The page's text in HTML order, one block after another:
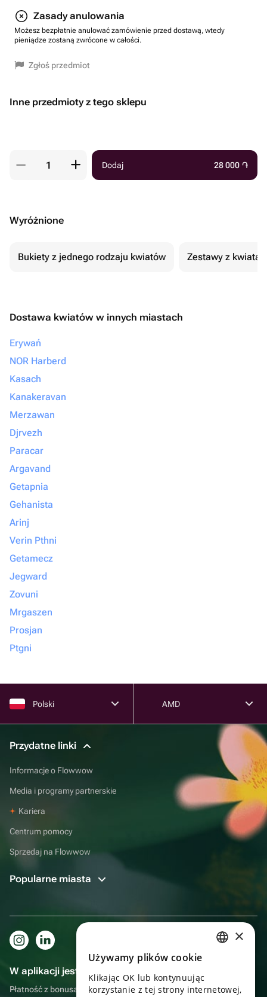
Zasady anulowania
Możesz bezpłatnie anulować zamówienie przed dostawą, wtedy
pieniądze zostaną zwrócone w całości.
Zgłoś przedmiot
Inne przedmioty z tego sklepu
Dodaj 28 000 ֏
Wyróżnione
Bukiety z jednego rodzaju kwiatów Zestawy z
Dostawa kwiatów w innych miastach
Erywań
NOR Harberd
Kasach
Kanakeravan
Merzawan
Djrvezh
Paracar
Argavand
Getapnia
Gehanista
Arinj
Verin Pthni
Getamecz
Jegward
Zovuni
Mrgaszen
Prosjan
Ptgni
Polski AMD
Przydatne linki
Informacje o Flowwow
Media i programy partnerskie
Kariera
Centrum pomocy
Sprzedaj na Flowwow
Popularne miasta
W aplikacji jest to jeszcze wygodniejsze!
Płatność z bonusami, samodzielna dostawa, wygodny czat z
×
Używamy plików cookie
Klikając OK lub kontynuując
korzystanie z tej strony internetowej,